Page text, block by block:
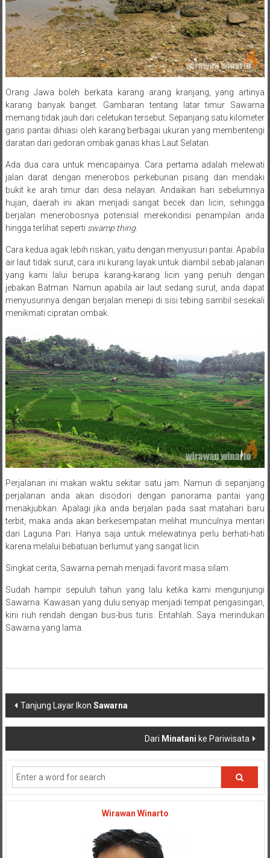
Orang Jawa boleh berkata karang arang kranjang, yang artinya
karang banyak banget. Gambaran tentang latar timur Sawarna
memang tidak jauh dari celetukan tersebut. Sepanjang satu kilometer
garis pantai dihiasi oleh karang berbagai ukuran yang membentengi
daratan dari gedoran ombak ganas khas Laut Selatan.
Ada dua cara untuk mencapainya. Cara pertama adalah melewati
jalan darat dengan menerobos perkebunan pisang dan mendaki
bukit ke arah timur dari desa nelayan. Andaikan hari sebelumnya
hujan, daerah ini akan menjadi sangat becek dan licin, sehingga
berjalan menerobosnya potensial merekondisi penampilan anda
hingga terlihat seperti swamp thing.
Cara kedua agak lebih riskan, yaitu dengan menyusuri pantai. Apabila
air laut tidak surut, cara ini kurang layak untuk diambil sebab jalanan
yang kami lalui berupa karang-karang licin yang penuh dengan
jebakan Batman. Namun apabila air laut sedang surut, anda dapat
menyusurinya dengan berjalan menepi di sisi tebing sambil sesekali
menikmati cipratan ombak.
Perjalanan ini makan waktu sekitar satu jam. Namun di sepanjang
perjalanan anda akan disodori dengan panorama pantai yang
menakjubkan. Apalagi jika anda berjalan pada saat matahari baru
terbit, maka anda akan berkesempatan melihat munculnya mentari
dari Laguna Pari. Hanya saja untuk melewatinya perlu berhati-hati
karena melalui bebatuan berlumut yang sangat licin.
Singkat cerita, Sawarna pernah menjadi favorit masa silam.
Sudah hampir sepuluh tahun yang lalu ketika kami mengunjungi
Sawarna. Kawasan yang dulu senyap menjadi tempat pengasingan,
kini riuh rendah dengan bus-bus turis. Entahlah. Saya merindukan
Sawarna yang lama.
Post navigation
Tanjung Layar Ikon Sawarna
Dari Minatani ke Pariwisata
Wirawan Winarto